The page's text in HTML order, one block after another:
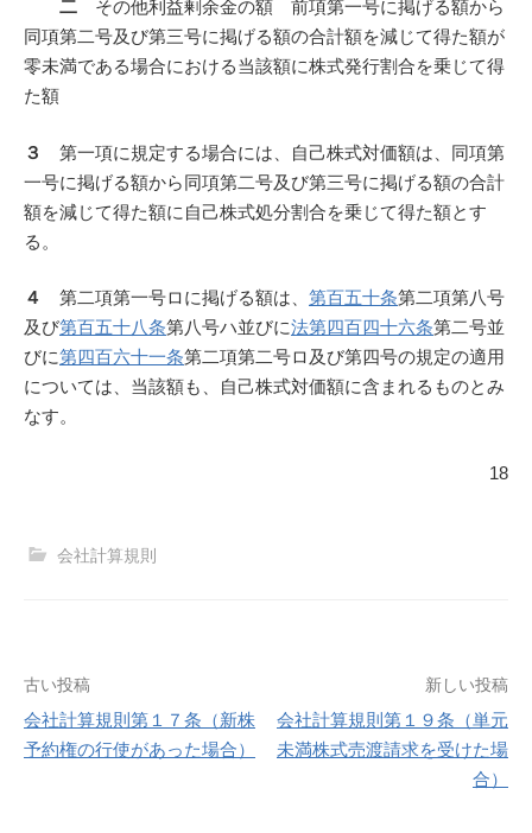
二 その他利益剰余金の額 前項第一号に掲げる額から
同項第二号及び第三号に掲げる額の合計額を減じて得た額が
零未満である場合における当該額に株式発行割合を乗じて得
た額
３
第一項に規定する場合には、自己株式対価額は、同項第
一号に掲げる額から同項第二号及び第三号に掲げる額の合計
額を減じて得た額に自己株式処分割合を乗じて得た額とす
る。
４ 第二項第一号ロに掲げる額は、 第百五十条第二項第八号
及び第百五十八条第八号ハ並びに法第四百四十六条第二号並
びに第四百六十一条第二項第二号ロ及び第四号の規定の適用
については、当該額も、自己株式対価額に含まれるものとみ
なす。
18
会社計算規則
投
稿
古い投稿
会社計算規則第１７条（新株
予約権の行使があった場合）
新しい投稿
会社計算規則第１９条（単元
未満株式売渡請求を受けた場
合）